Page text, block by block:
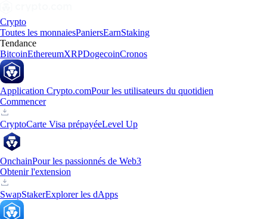
Crypto
Toutes les monnaiesPaniersEarnStaking
Tendance
BitcoinEthereumXRPDogecoinCronos
Application Crypto.comPour les utilisateurs du quotidien
Commencer
CryptoCarte Visa prépayéeLevel Up
OnchainPour les passionnés de Web3
Obtenir l'extension
SwapStakerExplorer les dApps